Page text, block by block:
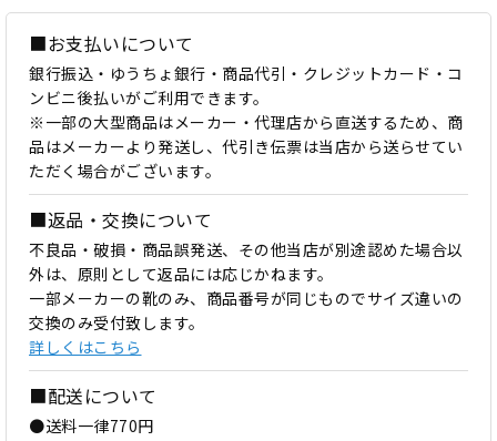
■お支払いについて
銀行振込・ゆうちょ銀行・商品代引・クレジットカード・コ
ンビニ後払いがご利用できます。
※一部の大型商品はメーカー・代理店から直送するため、商
品はメーカーより発送し、代引き伝票は当店から送らせてい
ただく場合がございます。
■返品・交換について
不良品・破損・商品誤発送、その他当店が別途認めた場合以
外は、原則として返品には応じかねます。
一部メーカーの靴のみ、商品番号が同じものでサイズ違いの
交換のみ受付致します。
詳しくはこちら
■配送について
●送料一律770円